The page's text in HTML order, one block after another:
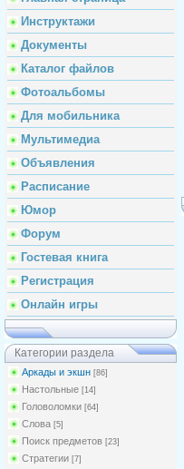
Инструктажи
Документы
Каталог файлов
Фотоальбомы
Для мобильника
Мультимедиа
Объявления
Расписание
Юмор
Форум
Гостевая книга
Регистрация
Онлайн игры
Категории раздела
Аркады и экшн [86]
Настольные [14]
Головоломки [64]
Слова [5]
Поиск предметов [23]
Стратегии [7]